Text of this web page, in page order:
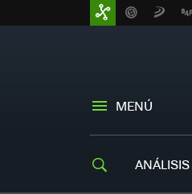
MENÚ
ANÁLISIS